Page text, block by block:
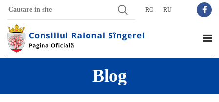
RO RU
Blog